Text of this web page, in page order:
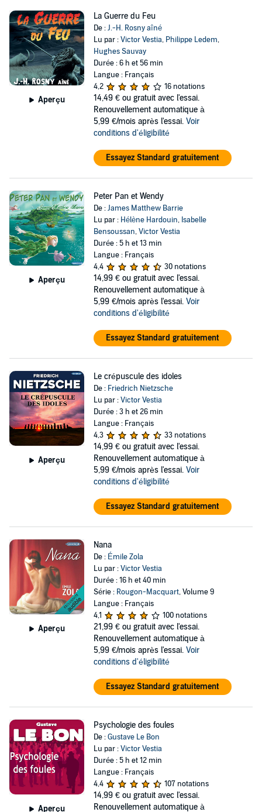
Aperçu
La Guerre du Feu
De :J.-H. Rosny aîné
Lu par :Victor Vestia, Philippe Ledem,
Hughes Sauvay
Durée : 6 h et 56 min
Langue : Français
4,2
16 notations
14,49 € ou gratuit avec l'essai.
Renouvellement automatique à
5,99 €/mois après l'essai. Voir
conditions d'éligibilité
Essayez Standard gratuitement
Aperçu
Peter Pan et Wendy
De :James Matthew Barrie
Lu par : Hélène Hardouin, Isabelle
Bensoussan,Victor Vestia
Durée : 5 h et 13 min
Langue : Français
4,4
30 notations
14,99 € ou gratuit avec l'essai.
Renouvellement automatique à
5,99 €/mois après l'essai. Voir
conditions d'éligibilité
Essayez Standard gratuitement
Aperçu
Le crépuscule des idoles
De : Friedrich Nietzsche
Lu par :Victor Vestia
Durée : 3 h et 26 min
Langue : Français
4,3
33 notations
14,99 € ou gratuit avec l'essai.
Renouvellement automatique à
5,99 €/mois après l'essai. Voir
conditions d'éligibilité
Essayez Standard gratuitement
Aperçu
Nana
De : Émile Zola
Lu par :Victor Vestia
Durée : 16 h et 40 min
Série : Rougon-Macquart, Volume 9
Langue : Français
4,1
100 notations
21,99 € ou gratuit avec l'essai.
Renouvellement automatique à
5,99 €/mois après l'essai. Voir
conditions d'éligibilité
Essayez Standard gratuitement
Aperçu
Psychologie des foules
De :Gustave Le Bon
Lu par :Victor Vestia
Durée : 5 h et 12 min
Langue : Français
4,4
107 notations
14,99 € ou gratuit avec l'essai.
Renouvellement automatique à